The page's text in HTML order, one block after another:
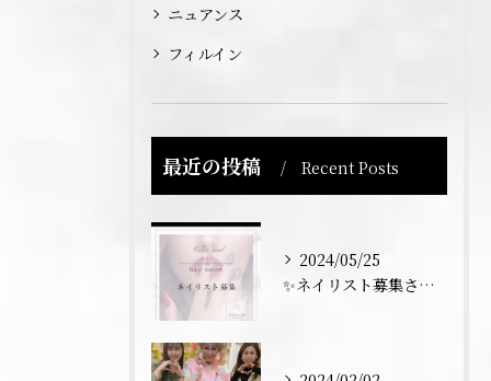
ニュアンス
フィルイン
最近の投稿 Recent Posts
2024/05/25
✨ネイリスト募集させていただきます💅✨